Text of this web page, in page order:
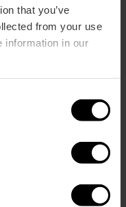
that you’ve
from your use
information in our
València